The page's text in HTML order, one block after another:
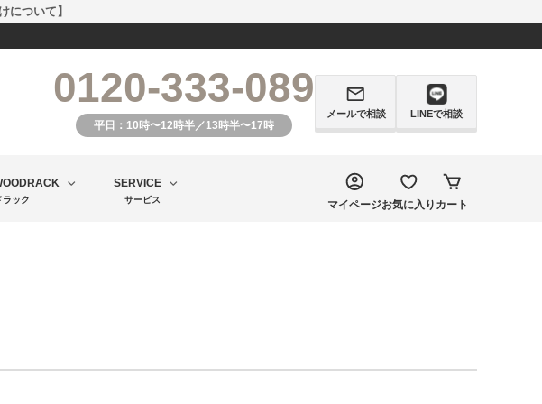
について】
0120-333-089
平日：10時〜12時半／13時半〜17時
メールで相談 LINEで相談
ラック
SERVICE
サービス マイページお気に入り カート